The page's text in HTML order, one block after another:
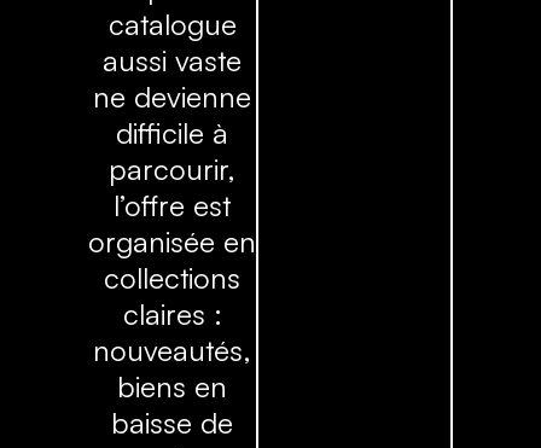
catalogue
aussi vaste
ne devienne
difficile à
parcourir,
l’offre est
organisée en
collections
claires :
nouveautés,
biens en
baisse de